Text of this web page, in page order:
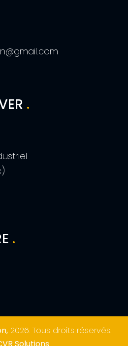
.
.
2026. Tous droits réservés.